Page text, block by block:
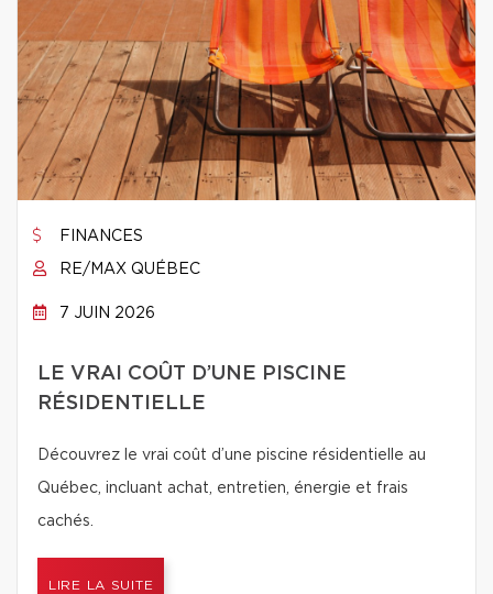
FINANCES
RE/MAX QUÉBEC
7 JUIN 2026
LE VRAI COÛT D’UNE PISCINE
RÉSIDENTIELLE
Découvrez le vrai coût d’une piscine résidentielle au
Québec, incluant achat, entretien, énergie et frais
cachés.
LIRE LA SUITE